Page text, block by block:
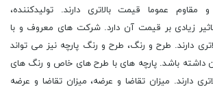
مقاوم عموما قیمت بالاتری دارند. تولیدکننده،
تاثیر زیادی بر قیمت آن دارد. شرکت های معروف و با
دارند. طرح و رنگ، طرح و رنگ پارچه نیز می تواند
داشته باشد. پارچه های با طرح های خاص و رنگ های
دارند. میزان تقاضا و عرضه، میزان تقاضا و عرضه